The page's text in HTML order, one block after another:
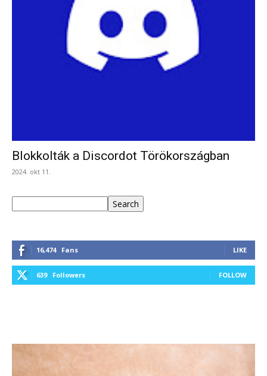
Blokkolták a Discordot Törökországban
2024. okt 11.
Search
16,474 Fans LIKE
639 Followers FOLLOW